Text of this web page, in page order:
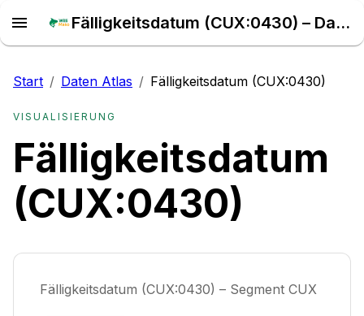
Fälligkeitsdatum (CUX:0430) – Daten Atlas
Start / Daten Atlas / Fälligkeitsdatum (CUX:0430)
VISUALISIERUNG
Fälligkeitsdatum
(CUX:0430)
Fälligkeitsdatum (CUX:0430) – Segment CUX